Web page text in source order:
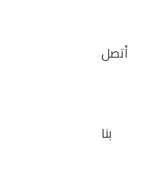
أتصل
بنا